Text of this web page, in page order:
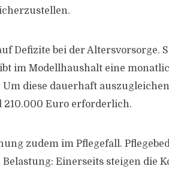
Defizite bei der Altersvorsorge.
im Modellhaushalt eine
diese dauerhaft
210.000 Euro erforderlich.
zudem im Pflegefall.
Einerseits steigen die